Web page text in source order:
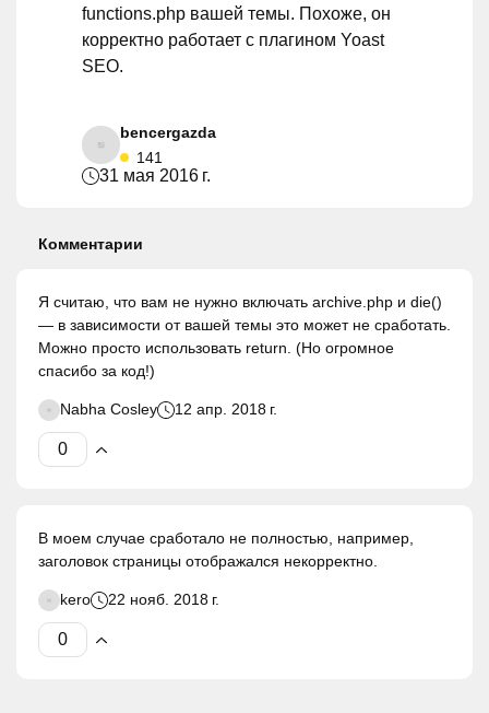
functions.php вашей темы. Похоже, он
корректно работает с плагином Yoast
SEO.
bencergazda
141
31 мая 2016 г.
Комментарии
Я считаю, что вам не нужно включать archive.php и die()
— в зависимости от вашей темы это может не сработать.
Можно просто использовать return. (Но огромное
спасибо за код!)
Nabha Cosley 12 апр. 2018 г.
В моем случае сработало не полностью, например,
заголовок страницы отображался некорректно.
kero 22 нояб. 2018 г.